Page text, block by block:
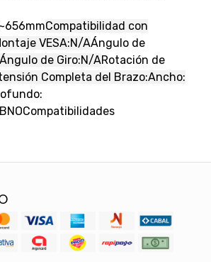
Compatibilidad con
VESA:N/AÁngulo de
Ángulo de Giro:N/ARotación de
Completa del Brazo:Ancho:
Compatibilidades